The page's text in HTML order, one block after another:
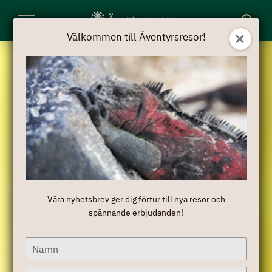
Välkommen till Äventyrsresor!
Våra nyhetsbrev ger dig förtur till nya resor och
spännande erbjudanden!
Type
your
Välkommen till Äventyrsresor!
Våra nyhetsbrev ger dig förtur till nya resor och
spännande erbjudanden!
Type
your